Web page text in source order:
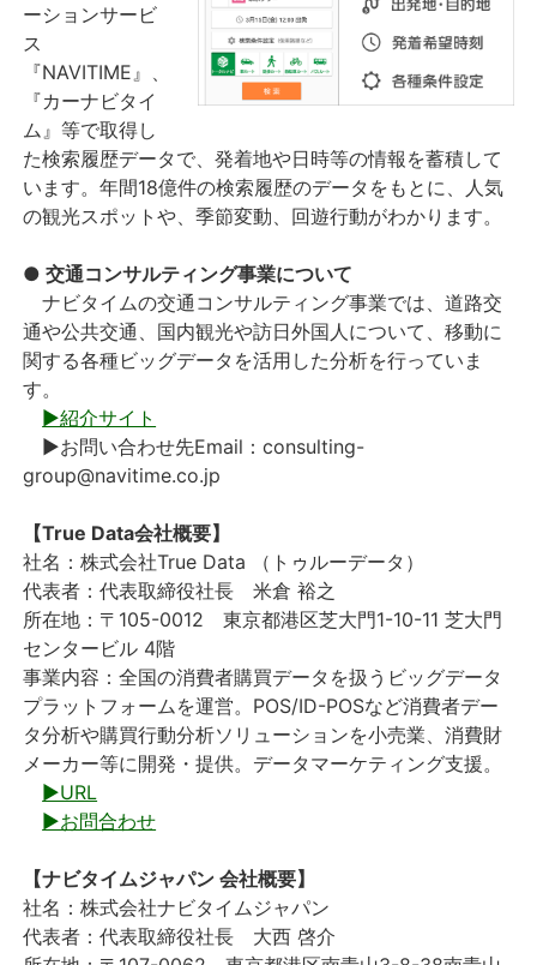
ーションサービ
ス
『NAVITIME』、
『カーナビタイ
ム』等で取得し
た検索履歴データで、発着地や日時等の情報を蓄積して
います。年間18億件の検索履歴のデータをもとに、人気
の観光スポットや、季節変動、回遊行動がわかります。
● 交通コンサルティング事業について
ナビタイムの交通コンサルティング事業では、道路交
通や公共交通、国内観光や訪日外国人について、移動に
関する各種ビッグデータを活用した分析を行っていま
す。
▶紹介サイト
▶お問い合わせ先Email：consulting-
group@navitime.co.jp
【True Data会社概要】
社名：株式会社True Data （トゥルーデータ）
代表者：代表取締役社長 米倉 裕之
所在地：〒105-0012 東京都港区芝大門1-10-11 芝大門
センタービル 4階
事業内容：全国の消費者購買データを扱うビッグデータ
プラットフォームを運営。POS/ID-POSなど消費者デー
タ分析や購買行動分析ソリューションを小売業、消費財
メーカー等に開発・提供。データマーケティング支援。
▶URL
▶お問合わせ
【ナビタイムジャパン 会社概要】
社名：株式会社ナビタイムジャパン
代表者：代表取締役社長 大西 啓介